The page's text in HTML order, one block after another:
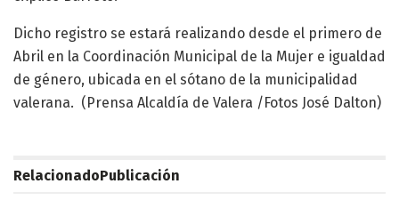
Dicho registro se estará realizando desde el primero de
Abril en la Coordinación Municipal de la Mujer e igualdad
de género, ubicada en el sótano de la municipalidad
valerana. (Prensa Alcaldía de Valera /Fotos José Dalton)
RelacionadoPublicación